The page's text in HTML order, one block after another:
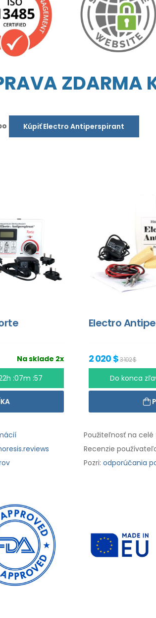
ZDARMA
Kúpiť Electro Antiperspirant
Na sklade 2x
:07m :56
Electro
2 020 $3 102 $
Do konca
Použiteľnosť na celé
Recenzie
Pozri: odporúčania